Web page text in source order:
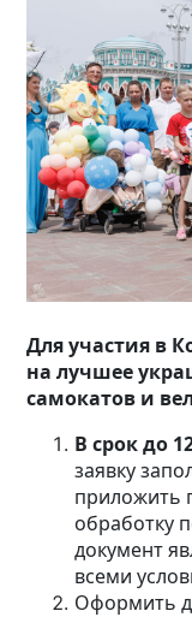
Для участия в
на лучшее
самокатов и
В срок до
заявку
приложить
обработку
документ
всеми
Оформить